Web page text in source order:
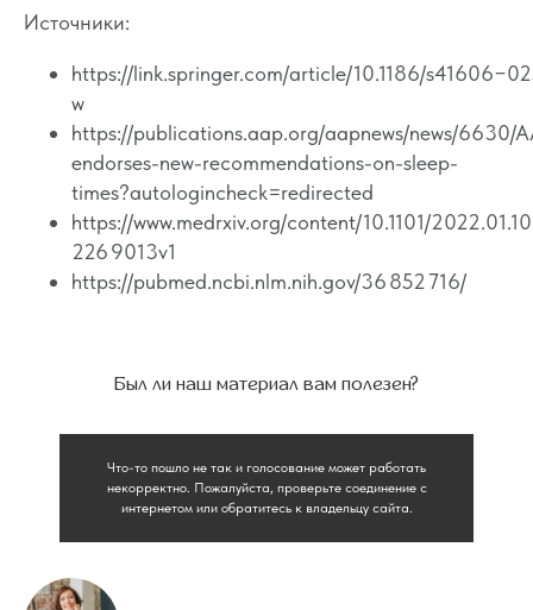
Источники:
https://link.springer.com/article/10.1186/
w
https://publications.aap.org/aapnews/news/6630/
endorses-new-recommendations-on-sleep-
times?autologincheck=redirected
https://www.medrxiv.org/content/10.1101/
226 9013v1
https://pubmed.ncbi.nlm.nih.gov/36 852 716/
Был ли наш материал вам полезен?
Что-то пошло не так и голосование может работать
некорректно. Пожалуйста, проверьте соединение с
интернетом или обратитесь к владельцу сайта.